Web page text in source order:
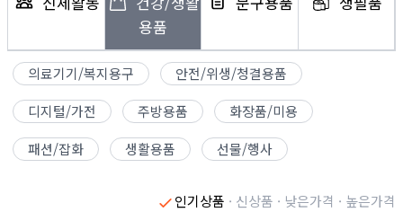
용품
의료기기/복지용구
안전/위생/청결용품
디지털/가전
주방용품
화장품/미용
패션/잡화
생활용품 선물/행사
인기상품 · 신상품 · 낮은가격 · 높은가격